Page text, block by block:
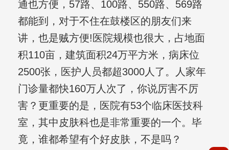
通也方便，57路、100路、550路、569路
都能到，对于不住在鼓楼区的朋友们来
讲，也是贼方便!医院规模也很大，占地面
积110亩，建筑面积24万平方米，病床位
2500张，医护人员都超3000人了。人家年
门诊量都快160万人次了，你说厉害不厉
害？更重要的是，医院有53个临床医技科
室，其中皮肤科也是非常重要的一个。毕
竟，谁都希望有个好皮肤，不是吗？